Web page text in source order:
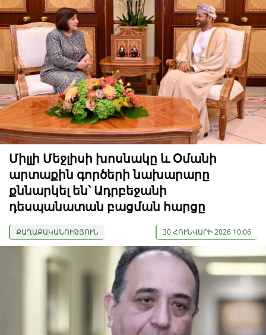
Միլլի Մեջլիսի խոսնակը և Օմանի
արտաքին գործերի նախարարը
քննարկել են՝ Ադրբեջանի
դեսպանատան բացման հարցը
ՔԱՂԱՔԱԿԱՆՈՒԹՅՈՒՆ 30 ՀՈՒՆՎԱՐԻ 2026 10:06